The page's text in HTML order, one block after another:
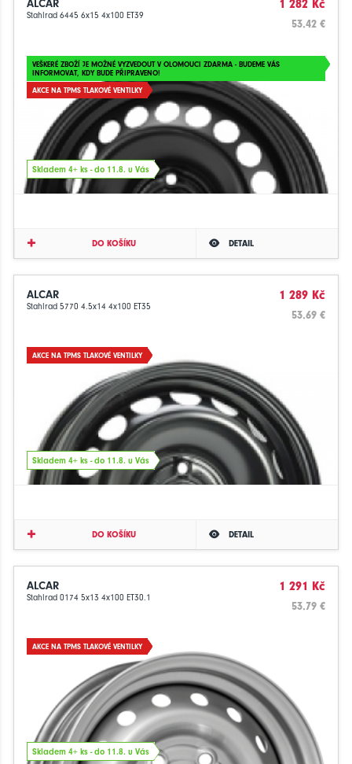
ALCAR
Stahlrad 6445 6x15 4x100 ET39
1 282 Kč
53.42 €
VEŠKERÉ ZBOŽÍ JE MOŽNÉ VYZVEDOUT V OLOMOUCI ZDARMA - BUDEME VÁS
INFORMOVAT, KDY BUDE PŘIPRAVENO!
AKCE NA TPMS TLAKOVÉ VENTILKY
Skladem 4+ ks - do 11.8. u Vás
DO KOŠÍKU DETAIL
ALCAR
Stahlrad 5770 4.5x14 4x100 ET35
1 289 Kč
53.69 €
AKCE NA TPMS TLAKOVÉ VENTILKY
Skladem 4+ ks - do 11.8. u Vás
DO KOŠÍKU DETAIL
ALCAR
Stahlrad 0174 5x13 4x100 ET30.1
1 291 Kč
53.79 €
AKCE NA TPMS TLAKOVÉ VENTILKY
Skladem 4+ ks - do 11.8. u Vás